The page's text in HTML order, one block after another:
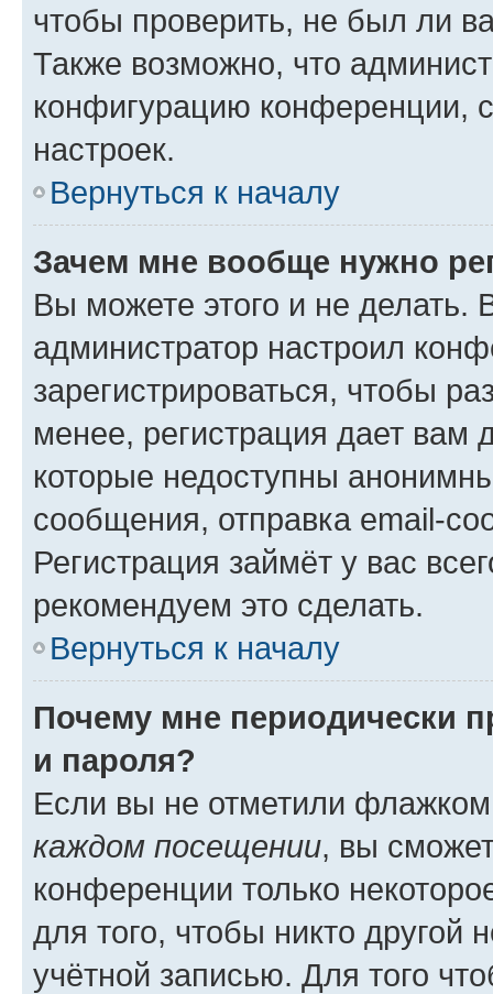
чтобы проверить, не был ли
Также возможно, что
конфигурацию конференции,
настроек.
Вернуться к началу
Зачем мне вообще нужно
Вы можете этого и не делать.
администратор настроил
зарегистрироваться, чтобы
менее, регистрация дает вам
которые недоступны
сообщения, отправка email-
Регистрация займёт у вас
рекомендуем это сделать.
Вернуться к началу
Почему мне периодически
и пароля?
Если вы не отметили
каждом посещении, вы
конференции только
для того, чтобы никто другой
учётной записью. Для того